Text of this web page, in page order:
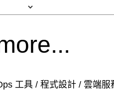
工具 / 程式設計 / 雲端服